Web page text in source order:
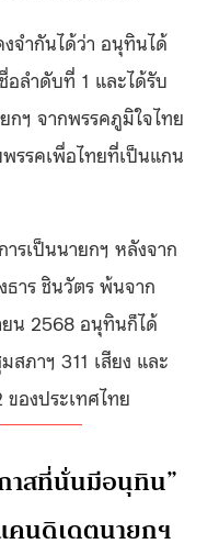
งจำกันได้ว่า อนุทินได้
อลำดับที่ 1 และได้รับ
กฯ จากพรรคภูมิใจไทย
รรคเพื่อไทยที่เป็นแกน
รเป็นนายกฯ หลังจาก
าร ชินวัตร พ้นจาก
น 2568 อนุทินก็ได้
สภาฯ 311 เสียง และ
องประเทศไทย
าสที่นั่นมีอนุทิน”
คนดิเดตนายกฯ